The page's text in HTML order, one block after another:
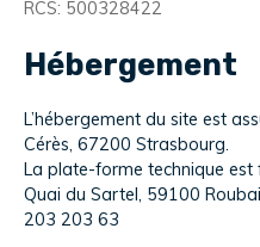
RCS: 500328422
Hébergement
L’hébergement du site est
Cérès, 67200 Strasbourg.
La plate-forme technique est
Quai du Sartel, 59100
203 203 63